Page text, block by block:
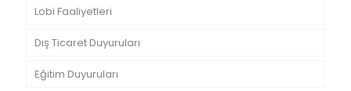
Lobi Faaliyetleri
Dış Ticaret Duyuruları
Eğitim Duyuruları